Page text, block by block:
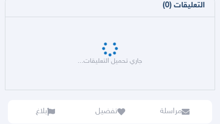
التعليقات (
0
)
جاري تحميل التعليقات...
مراسلة تفضيل بلاغ